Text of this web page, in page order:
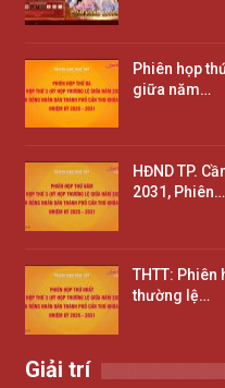
Phiên họp
giữa năm…
HĐND TP.
2031, Phiên…
THTT: Phiên
thường lệ…
Giải trí